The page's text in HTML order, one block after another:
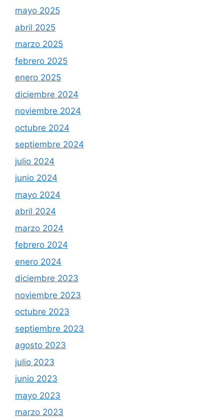
marzo 2025
febrero 2025
enero 2025
diciembre 2024
noviembre 2024
octubre 2024
septiembre 2024
julio 2024
junio 2024
mayo 2024
abril 2024
marzo 2024
febrero 2024
enero 2024
diciembre 2023
noviembre 2023
octubre 2023
septiembre 2023
agosto 2023
julio 2023
junio 2023
mayo 2023
marzo 2023
febrero 2023
diciembre 2022